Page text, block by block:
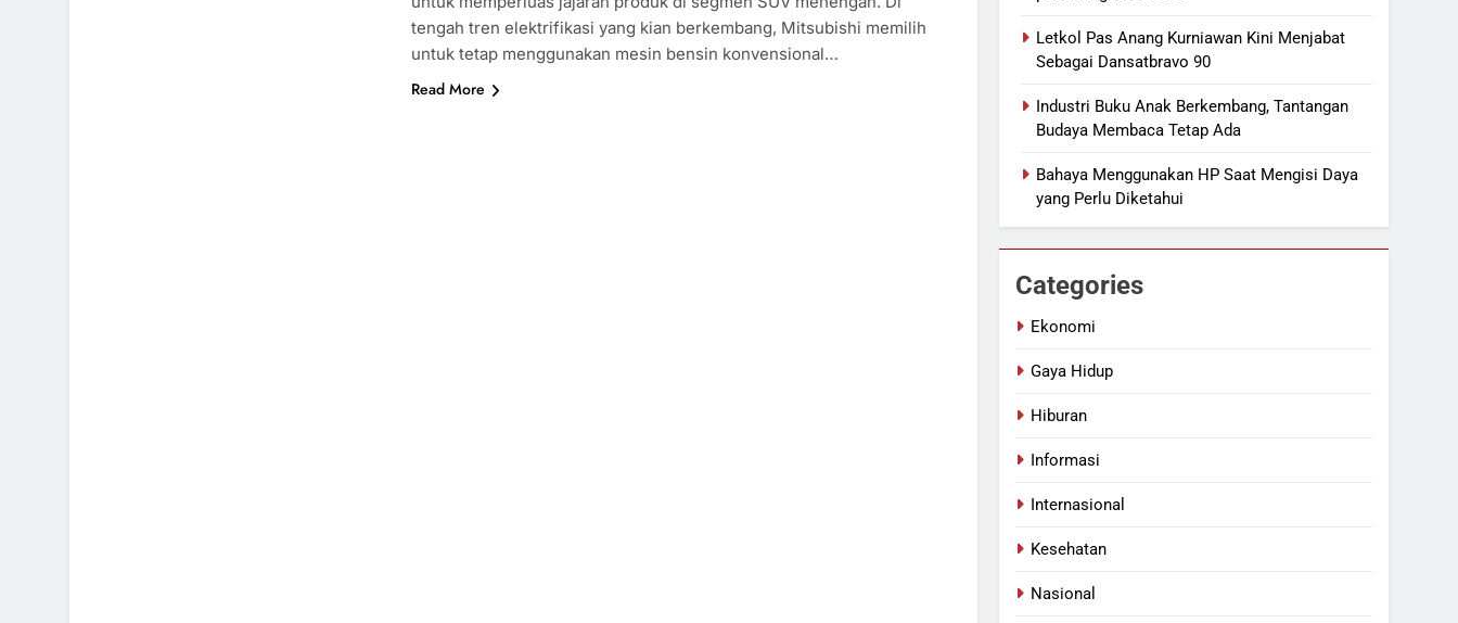
tengah tren elektrifikasi yang kian berkembang, Mitsubishi memilih
untuk tetap menggunakan mesin bensin konvensional…
Read More
Letkol Pas Anang Kurniawan Kini Menjabat
Sebagai Dansatbravo 90
Industri Buku Anak Berkembang, Tantangan
Budaya Membaca Tetap Ada
Bahaya Menggunakan HP Saat Mengisi Daya
yang Perlu Diketahui
Categories
Ekonomi
Gaya Hidup
Hiburan
Informasi
Internasional
Kesehatan
Nasional